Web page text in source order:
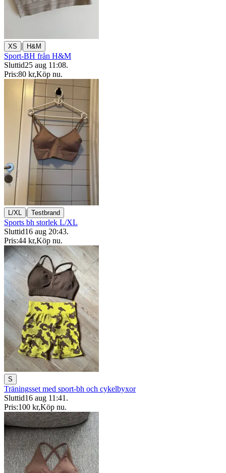
XS | H&M
Sport-BH från H&M
Sluttid25 aug 11:08.
Pris:80 kr,Köp nu.
L/XL | Testbrand
Sports bh storlek L/XL
Sluttid16 aug 20:43.
Pris:44 kr,Köp nu.
S
Träningsset med sport-bh och cykelbyxor
Sluttid16 aug 11:41 .
Pris:100 kr,Köp nu.